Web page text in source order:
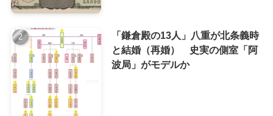
「鎌倉殿の13人」八重が北条義時
と結婚（再婚） 史実の側室「阿
波局」がモデルか